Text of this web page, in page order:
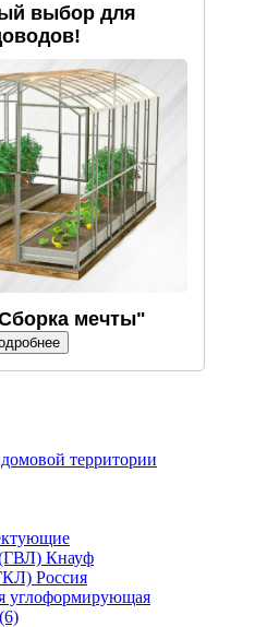
выбор для
мечты"
территории
Кнауф
Россия
углоформирующая